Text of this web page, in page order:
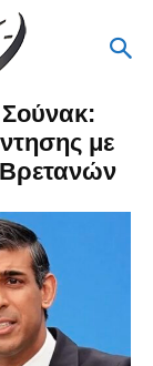
με
Βρετανών